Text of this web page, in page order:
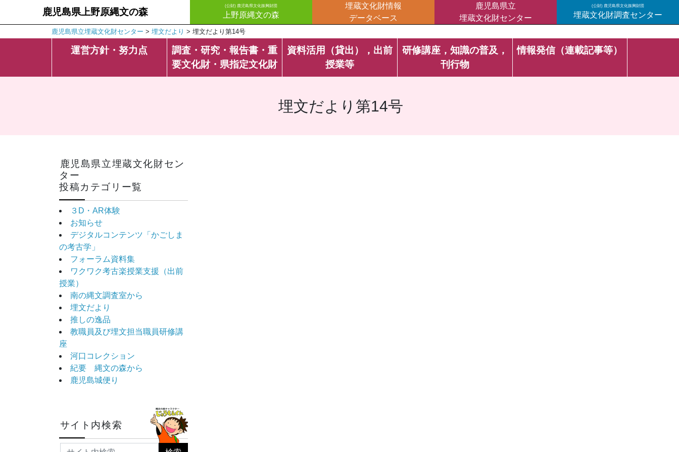
鹿児島県上野原縄文の森
(公財) 鹿児島県文化振興財団
上野原縄文の森
埋蔵文化財情報
データベース
鹿児島県立
埋蔵文化財センター
(公財) 鹿児島県文化振興財団
埋蔵文化財調査センター
鹿児島県立埋蔵文化財センター > 埋文だより > 埋文だより第14号
運営方針・努力点
調査・研究・報告書・重
要文化財・県指定文化財
資料活用（貸出），出前
授業等
研修講座，知識の普及，
刊行物
情報発信（連載記事等）
埋文だより第14号
鹿児島県立埋蔵文化財セン
ター
投稿カテゴリー覧
３D・AR体験
お知らせ
デジタルコンテンツ「かごしま
の考古学」
フォーラム資料集
ワクワク考古楽授業支援（出前
授業）
南の縄文調査室から
埋文だより
推しの逸品
教職員及び埋文担当職員研修講
座
河口コレクション
紀要 縄文の森から
鹿児島城便り
サイト内検索